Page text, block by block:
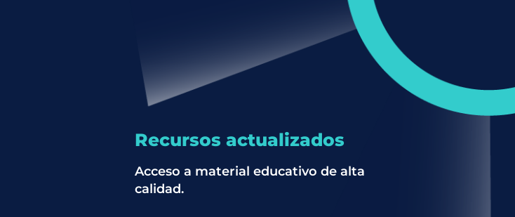
Recursos actualizados
Acceso a material educativo de alta
calidad.